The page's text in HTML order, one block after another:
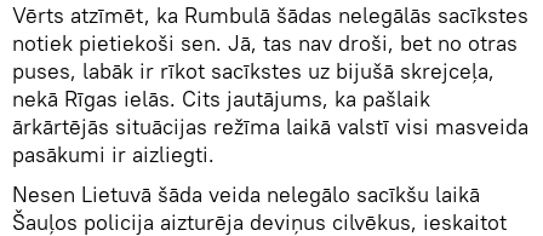
Vērts atzīmēt, ka Rumbulā šādas nelegālās sacīkstes
notiek pietiekoši sen. Jā, tas nav droši, bet no otras
puses, labāk ir rīkot sacīkstes uz bijušā skrejceļa,
nekā Rīgas ielās. Cits jautājums, ka pašlaik
ārkārtējās situācijas režīma laikā valstī visi masveida
pasākumi ir aizliegti.
Nesen Lietuvā šāda veida nelegālo sacīkšu laikā
Šauļos policija aizturēja deviņus cilvēkus, ieskaitot